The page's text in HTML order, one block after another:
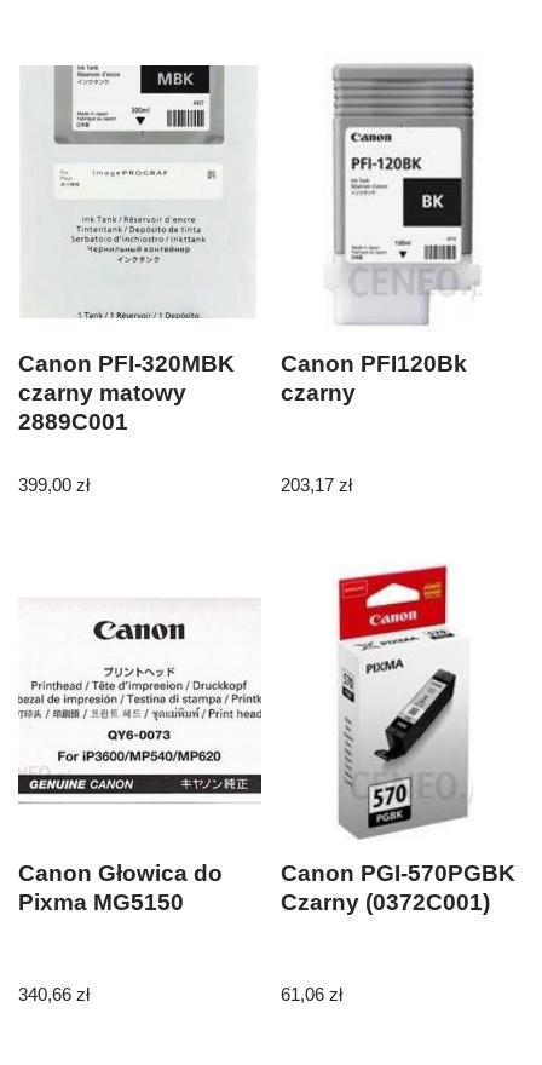
Canon PFI-320MBK
czarny matowy
2889C001
399,00 zł
Canon PFI120Bk
czarny
203,17zł
Canon Głowica do
Pixma MG5150
340,66 zł
Canon PGI-570PGBK
Czarny (0372C001)
61,06zł